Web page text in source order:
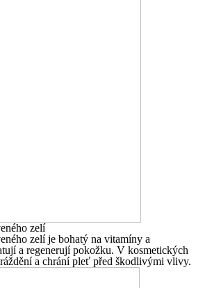
zelí
zelí je bohatý na vitamíny a
a regenerují pokožku. V kosmetických
a chrání pleť před škodlivými vlivy.